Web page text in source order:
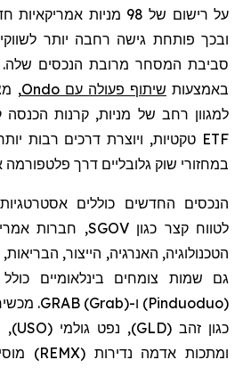
על רישום של 98 מניות אמריקאיות חדשות וקרנות סל (
ובכך פותחת גישה רחבה יותר
סביבת המסחר מרובת הנכסים
באמצעות שיתוף פעולה עםOndo
,
למגוון רחב של מניות, קרנות הכנסה
ETF טקטיות, ויוצרת דרכים רבות
במחזורי שוק גלובליים דרך
הנכסים החדשים כוללים
לטווח קצר כגוןSGOV, חברות
הטכנולוגיה, האנרגיה, הייצור,
גם שמות צומחים בינלאומיים
(Pinduoduo) ו-GRAB (Grab)
.
כגון זהב (GLD), נפט גולמי (USO
),
ומתכות אדמה נדירות (REMX
)